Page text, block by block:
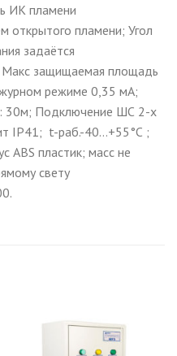
ИК пламени
открытого пламени; Угол
задаётся
Макс защищаемая площадь
режиме 0,35 мА;
30м; Подключение ШС 2-х
IP41; t-раб.-40…+55°С ;
ABS пластик; масс не
свету